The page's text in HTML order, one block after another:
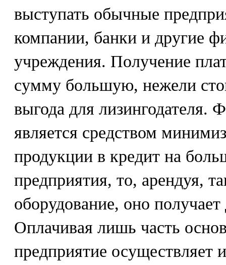
выступать обычные
компании, банки и другие
учреждения. Получение
сумму большую, нежели
выгода для лизингодателя.
является средством
продукции в кредит на
предприятия, то, арендуя,
оборудование, оно
Оплачивая лишь часть
предприятие осуществляет